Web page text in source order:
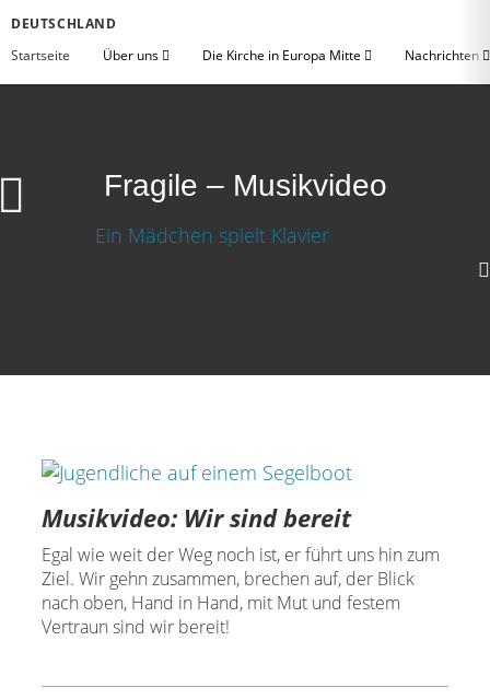
DEUTSCHLAND
Startseite
Über uns Die Kirche in Europa Mitte Nachrichten
Fragile – Musikvideo
Musikvideo: Wir sind bereit
Egal wie weit der Weg noch ist, er führt uns hin zum
Ziel. Wir gehn zusammen, brechen auf, der Blick
nach oben, Hand in Hand, mit Mut und festem
Vertraun sind wir bereit!